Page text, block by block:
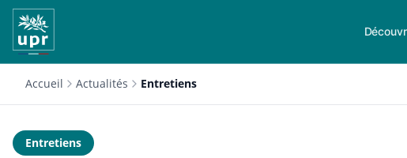
Accueil Actualités Entretiens
Entretiens